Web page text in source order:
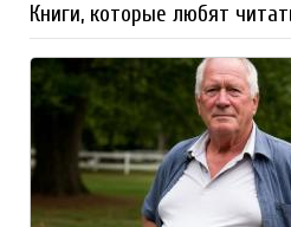
Книги, которые любят